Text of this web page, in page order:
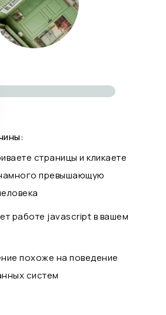
страницы и кликаете
превышающую
работе javascript в вашем
похоже на поведение
систем